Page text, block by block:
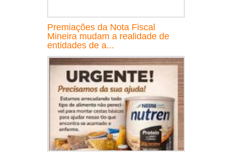
Premiações da Nota Fiscal
Mineira mudam a realidade de
entidades de a...